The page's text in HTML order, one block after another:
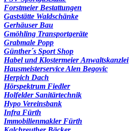
Forstmeier Bestattungen
Gaststätte Waldschänke
Gerhäuser Bau
Gmöhling Transportgeräte
Grabmale Popp
Günther´s Sport Shop
Habel und Klostermeier Anwaltskanzlei
Hausmeisterservice Alen Begovic
Herpich Dach
Hörspektrum Fiedler
Holfelder Sanitärtechnik
Hypo Vereinsbank
Infra Fürth
Immobilienmakler Fürth